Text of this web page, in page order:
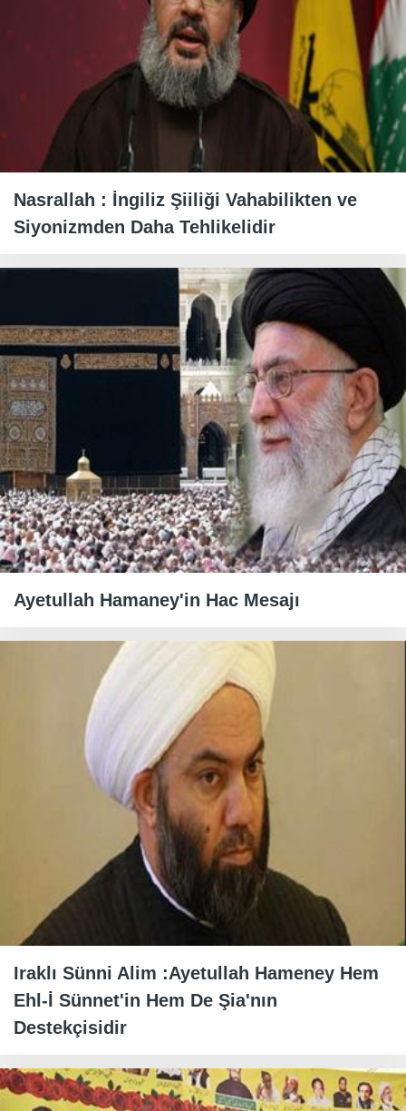
Nasrallah : İngiliz Şiiliği Vahabilikten ve
Siyonizmden Daha Tehlikelidir
Ayetullah Hamaney'in Hac Mesajı
Iraklı Sünni Alim :Ayetullah Hameney Hem
Ehl-İ Sünnet'in Hem De Şia'nın
Destekçisidir